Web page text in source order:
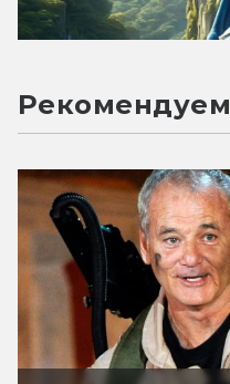
Рекомендуем